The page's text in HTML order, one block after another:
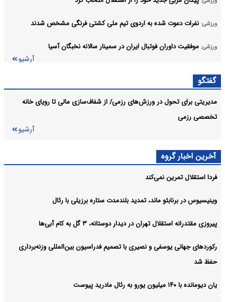
ورزشی: نفرات دعوت شده به اردوی تیم ملی کشتی فرنگی مشخص شدند
ورزشی: موفقیت داوران فوتبال ایران در سمینار سالانه نخبگان آسیا
آرشیو
گفتگو
مدیریتی برای تحول در ورزش‌های رزمی/ از شفاف‌سازی مالی تا رویای خانه
تخصصی رزمی
آرشیو
آخرین اخبار گروه
فردا استقلال تمرین نمی‌کند
وینیسیوس در برنابئو ماند، تمدید بلندمدت ستاره برزیلی با رئال
پیروزی مقتدرانه استقلال تهران در دیدار دوستانه، ۳ گل به کام آبی‌ها
رکوردهای جهانی یوسفی و نصیری با تصمیم فدراسیون بین‌المللی وزنه‌برداری
حفظ شد
یان دیومانده با ۱۴۰ میلیون یورو به رئال مادرید پیوست